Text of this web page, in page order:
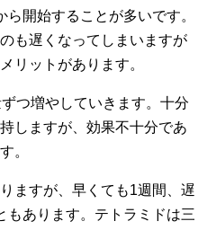
開始することが多いです。
も遅くなってしまいますが
リットがあります。
つ増やしていきます。十分
しますが、効果不十分であ
。
ますが、早くても1週間、遅
もあります。テトラミドは三